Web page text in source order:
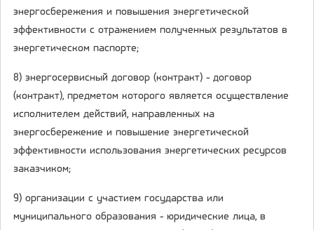
энергосбережения и повышения энергетической
эффективности с отражением полученных результатов в
энергетическом паспорте;
8) энергосервисный договор (контракт) - договор
(контракт), предметом которого является осуществление
исполнителем действий, направленных на
энергосбережение и повышение энергетической
эффективности использования энергетических ресурсов
заказчиком;
9) организации с участием государства или
муниципального образования - юридические лица, в